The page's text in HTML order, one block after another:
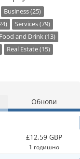
Business (25)
Services (79)
Food and Drink (13)
Real Estate (15)
Обнови
£12.59 GBP
1 годишно